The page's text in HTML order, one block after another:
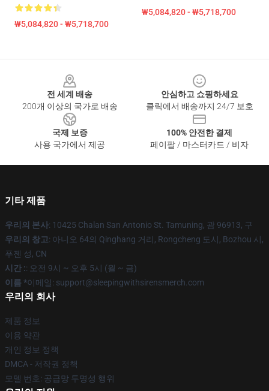
₩5,084,820 - ₩5,718,700
₩5,084,820 - ₩5,718,700
전 세계 배송
200개 이상의 국가로 배송
안심하고 쇼핑하세요
클릭에서 배송까지 24/7 보호
국제 보증
사용 국가에서 제공
100% 안전한 결제
페이팔 / 마스터카드 / 비자
기타 제품
우리의 본사: 10425 Chalan San Antonio St. Tamuning, 괌 96913, 구
우리의 창고: 아니오 64의 Qinghang 거리, Rongcheng 도시, Bozhou 시,
푸젠 성, CN
시간 :: 오전 9시 ~ 오후 5시 (월 ~ 금)
이름 *이메일: support@sleepingwithsirensmerch.com
우리의 회사
제품 정보
이용 약관
개인 정보 정책
DMCA - 저작권 정책
모델 번호: 공급망 투명성 행위